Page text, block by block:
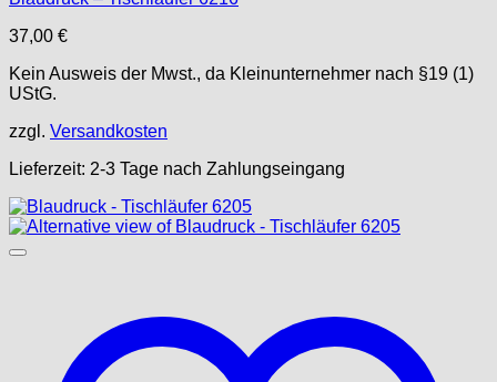
37,00 €
Kein Ausweis der Mwst., da Kleinunternehmer nach §19 (1)
UStG.
zzgl. Versandkosten
Lieferzeit: 2-3 Tage nach Zahlungseingang